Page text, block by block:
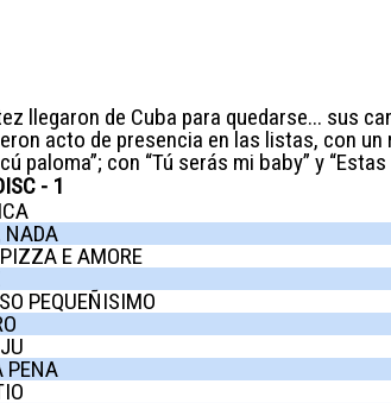
llegaron de Cuba para quedarse... sus
acto de presencia en las listas, con
paloma”; con “Tú serás mi baby” y
- 1
NADA
E AMORE
PEQUEÑISIMO
PENA